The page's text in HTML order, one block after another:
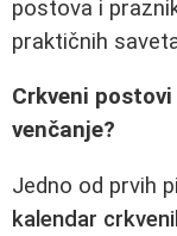
postova i
praktičnih
Crkveni
venčanje?
Jedno od prvih
kalendar